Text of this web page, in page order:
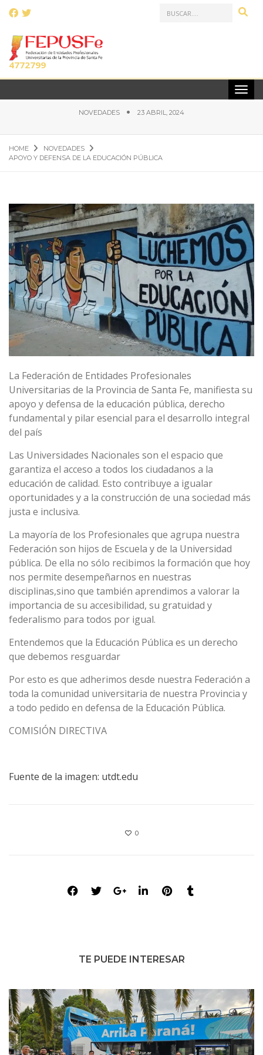
LLAMANOS AL:(0341)
4772799
APOYO Y DEFENSA DE LA EDUCACIÓN PÚBLICA
NOVEDADES 23 ABRIL, 2024
HOME
NOVEDADES
APOYO Y DEFENSA DE LA EDUCACIÓN PÚBLICA
La Federación de Entidades Profesionales
Universitarias de la Provincia de Santa Fe, manifiesta su
apoyo y defensa de la educación pública, derecho
fundamental y pilar esencial para el desarrollo integral
del país
Las Universidades Nacionales son el espacio que
garantiza el acceso a todos los ciudadanos a la
educación de calidad. Esto contribuye a igualar
oportunidades y a la construcción de una sociedad más
justa e inclusiva.
La mayoría de los Profesionales que agrupa nuestra
Federación son hijos de Escuela y de la Universidad
pública. De ella no sólo recibimos la formación que hoy
nos permite desempeñarnos en nuestras
disciplinas,sino que también aprendimos a valorar la
importancia de su accesibilidad, su gratuidad y
federalismo para todos por igual.
Entendemos que la Educación Pública es un derecho
que debemos resguardar
Por esto es que adherimos desde nuestra Federación a
toda la comunidad universitaria de nuestra Provincia y
a todo pedido en defensa de la Educación Pública.
COMISIÓN DIRECTIVA
Fuente de la imagen: utdt.edu
0
TE PUEDE INTERESAR